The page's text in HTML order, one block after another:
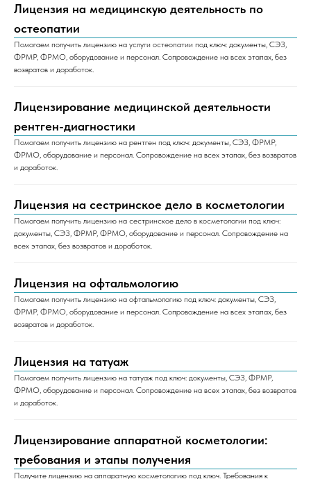
Лицензия на медицинскую деятельность по
остеопатии
Помогаем получить лицензию на услуги остеопатии под ключ: документы, СЭЗ,
ФРМР, ФРМО, оборудование и персонал. Сопровождение на всех этапах, без
возвратов и доработок.
Лицензирование медицинской деятельности
рентген-диагностики
Помогаем получить лицензию на рентген под ключ: документы, СЭЗ, ФРМР,
ФРМО, оборудование и персонал. Сопровождение на всех этапах, без возвратов
и доработок.
Лицензия на сестринское дело в косметологии
Помогаем получить лицензию на сестринское дело в косметологии под ключ:
документы, СЭЗ, ФРМР, ФРМО, оборудование и персонал. Сопровождение на
всех этапах, без возвратов и доработок.
Лицензия на офтальмологию
Помогаем получить лицензию на офтальмологию под ключ: документы, СЭЗ,
ФРМР, ФРМО, оборудование и персонал. Сопровождение на всех этапах, без
возвратов и доработок.
Лицензия на татуаж
Помогаем получить лицензию на татуаж под ключ: документы, СЭЗ, ФРМР,
ФРМО, оборудование и персонал. Сопровождение на всех этапах, без возвратов
и доработок.
Лицензирование аппаратной косметологии:
требования и этапы получения
Получите лицензию на аппаратную косметологию под ключ. Требования к